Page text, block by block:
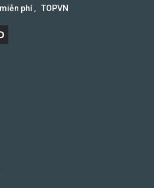
phí, TOPVN